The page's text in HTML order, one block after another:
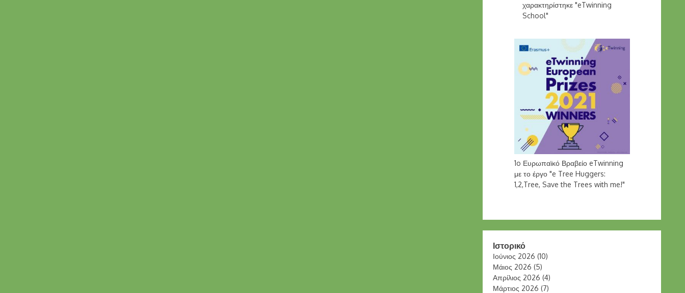
χαρακτηρίστηκε "eTwinning
School"
1o Ευρωπαϊκό Βραβείο eTwinning
με το έργο "e Tree Huggers:
1,2,Tree, Save the Trees with me!"
Ιστορικό
Ιούνιος 2026 (10)
Μάιος 2026 (5)
Απρίλιος 2026 (4)
Μάρτιος 2026 (7)